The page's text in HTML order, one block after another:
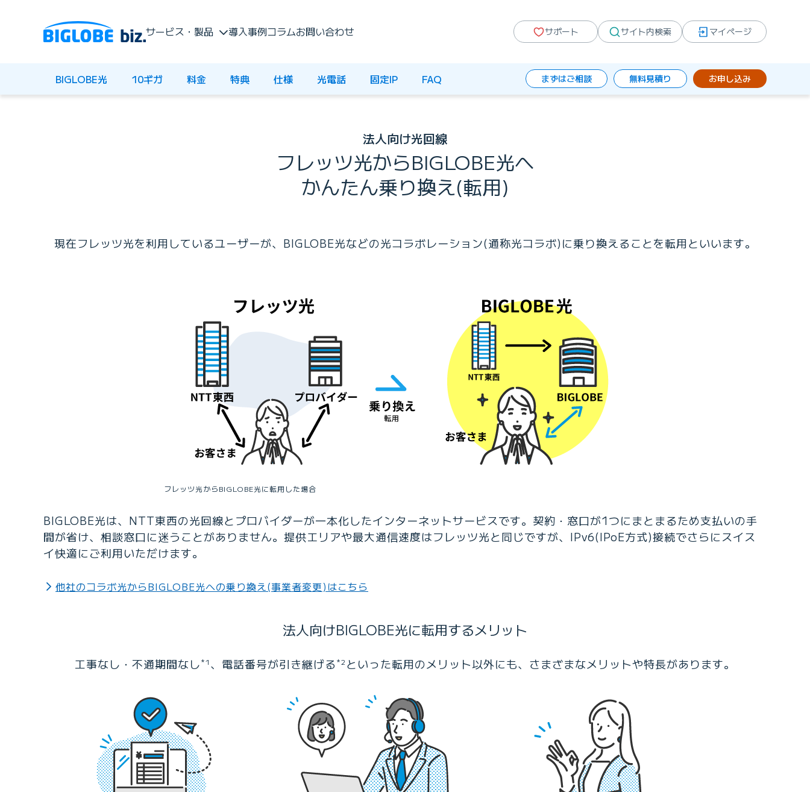
サービス・製品 導入事例コラムお問い合わせ サポート サイト内検索 マイページ
BIGLOBE光 10ギガ 料金 特典 仕様 光電話 固定IP FAQ まずはご相談 無料見積り お申し込み
法人向け光回線
フレッツ光からBIGLOBE光へ
かんたん乗り換え(転用)
現在フレッツ光を利用しているユーザーが、BIGLOBE光などの光コラボレーション(通称光コラボ)に乗り換えることを転用といいます。
フレッツ光からBIGLOBE光に転用した場合
BIGLOBE光は、NTT東西の光回線とプロバイダーが一本化したインターネットサービスです。契約・窓口が1つにまとまるため支払いの手
間が省け、相談窓口に迷うことがありません。提供エリアや最大通信速度はフレッツ光と同じですが、IPv6(IPoE方式)接続でさらにスイス
イ快適にご利用いただけます。
他社のコラボ光からBIGLOBE光への乗り換え(事業者変更)はこちら
法人向けBIGLOBE光に転用するメリット
工事なし・不通期間なし*1 、電話番号が引き継げる *2 といった転用のメリット以外にも、さまざまなメリットや特長があります。